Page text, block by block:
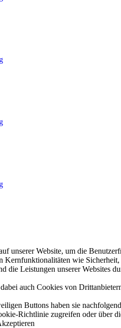
unserer Website, um die
Kernfunktionalitäten wie
die Leistungen unserer Websites
auch Cookies von
Buttons haben sie
Richtlinie zugreifen oder über